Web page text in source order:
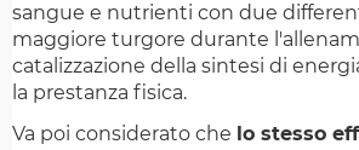
sangue e nutrienti con due
maggiore turgore durante
catalizzazione della sintesi di
la prestanza fisica.
Va poi considerato che lo stesso